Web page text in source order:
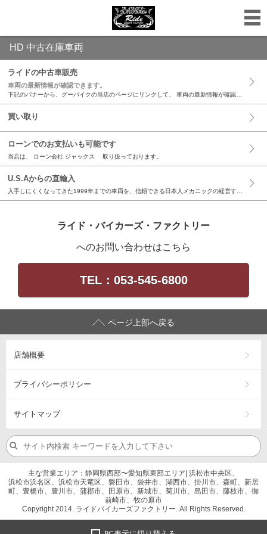
HD 中古在庫車両
ライドの中古車販売
車両の最新情報が確認できます。
買い取り
ローンでのお支払いも可能です
当店は、 ローン会社 ジャックス 取り扱っております。
U.S.Aからの直輸入
ライド・バイカーズ・ファクトリー
へのお問い合わせはこちら
TEL：053-545-6800
ページ上部へ戻る
店舗概要
プライバシーポリシー
サイトマップ
主な営業エリア：静岡県西部〜愛知県東部エリア| 浜松市中央区、
浜松市浜名区、浜松市天竜区、磐田市、袋井市、湖西市、掛川市、森町、新居
町、豊橋市、豊川市、蒲郡市、田原市、新城市、菊川市、島田市、藤枝市、御
前崎市、牧の原市
Copyright 2014. ライドバイカーズファクトリー. All Rights Reserved.